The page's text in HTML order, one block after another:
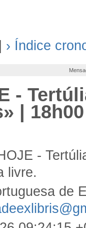
› Índice
-
|
-
livre.
de